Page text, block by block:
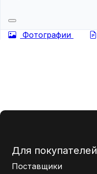
Фотографии
Для покупателей
Поставщики